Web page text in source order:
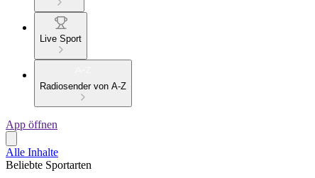
Live Sport
Radiosender von A-Z
App öffnen
Alle Inhalte
Beliebte Sportarten